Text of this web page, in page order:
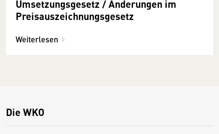
Umsetzungsgesetz / Änderungen im
Preisauszeichnungsgesetz
Weiterlesen
Die WKO